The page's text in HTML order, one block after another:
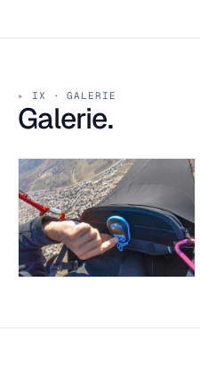
IX · GALERIE
Galerie.